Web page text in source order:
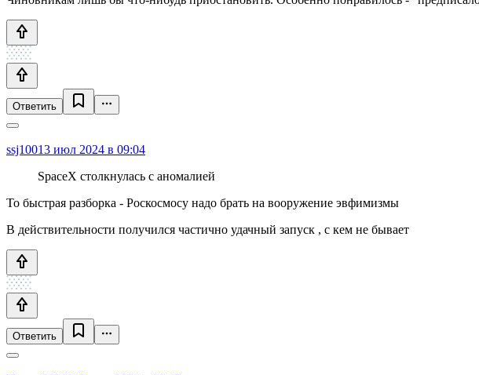
Ответить
ssj10013 июл 2024 в 09:04
SpaceX столкнулась с аномалией
То быстрая разборка - Роскосмосу надо брать на вооружение эвфимизмы
В действительности получился частично удачный запуск , с кем не бывает
Ответить